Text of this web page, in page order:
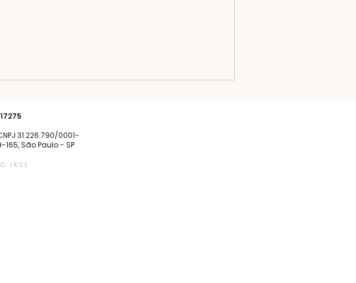
31.226.790/0001-
165, São Paulo - SP
JESS